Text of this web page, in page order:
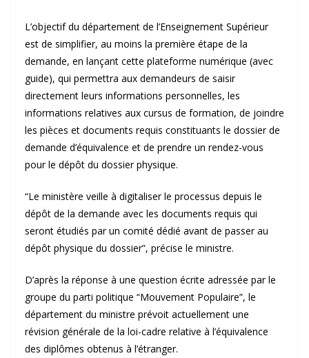
L’objectif du département de l’Enseignement Supérieur
est de simplifier, au moins la première étape de la
demande, en lançant cette plateforme numérique (avec
guide), qui permettra aux demandeurs de saisir
directement leurs informations personnelles, les
informations relatives aux cursus de formation, de joindre
les pièces et documents requis constituants le dossier de
demande d’équivalence et de prendre un rendez-vous
pour le dépôt du dossier physique.
“Le ministère veille à digitaliser le processus depuis le
dépôt de la demande avec les documents requis qui
seront étudiés par un comité dédié avant de passer au
dépôt physique du dossier”, précise le ministre.
D’après la réponse à une question écrite adressée par le
groupe du parti politique “Mouvement Populaire”, le
département du ministre prévoit actuellement une
révision générale de la loi-cadre relative à l’équivalence
des diplômes obtenus à l’étranger.